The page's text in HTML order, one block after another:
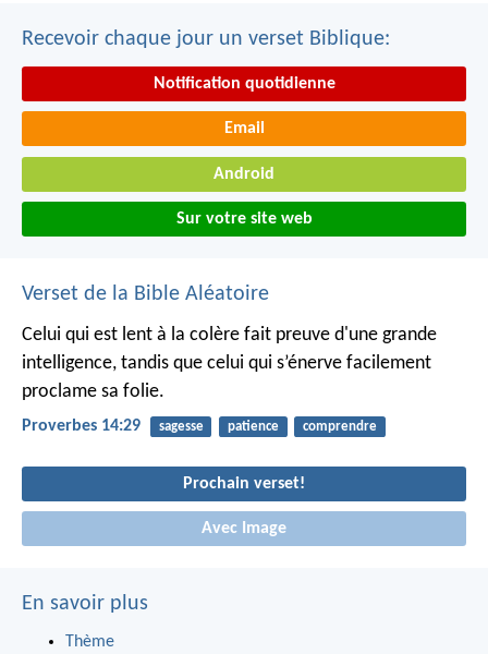
Recevoir chaque jour un verset Biblique:
Notification quotidienne
Email
Android
Sur votre site web
Verset de la Bible Aléatoire
Celui qui est lent à la colère fait preuve d'une grande
intelligence, tandis que celui qui s’énerve facilement
proclame sa folie.
Proverbes 14:29 sagesse patience comprendre
Prochain verset!
Avec Image
En savoir plus
Thème